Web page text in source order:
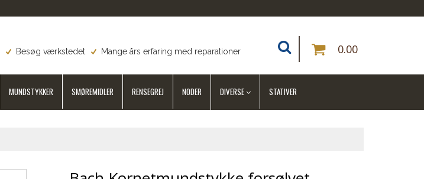
Besøg værkstedet Mange års erfaring med reparationer 0.00
MUNDSTYKKER SMØREMIDLER RENSEGREJ NODER DIVERSE STATIVER